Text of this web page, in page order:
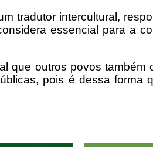
tradutor intercultural,
essencial para a
que outros povos também
pois é dessa forma